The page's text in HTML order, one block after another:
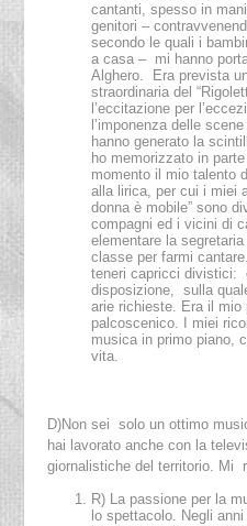
cantanti, spesso in
genitori –
secondo le quali i
a casa – mi hanno
Alghero. Era prevista
straordinaria del
l’eccitazione per
l’imponenza delle
hanno generato la
ho memorizzato in
momento il mio talento
alla lirica, per cui i miei
donna è mobile” sono
compagni ed i vicini di
elementare la
classe per farmi
teneri capricci divistici:
disposizione, sulla
arie richieste. Era il mio
palcoscenico. I miei
musica in primo piano,
vita.
D)Non sei solo un ottimo
hai lavorato anche con la
giornalistiche del territorio. Mi
R) La passione per la
lo spettacolo. Negli